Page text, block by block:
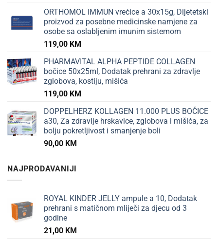
ORTHOMOL IMMUN vrećice a 30x15g, Dijetetski
proizvod za posebne medicinske namjene za
osobe sa oslabljenim imunim sistemom
119,00 KM
PHARMAVITAL ALPHA PEPTIDE COLLAGEN
bočice 50x25ml, Dodatak prehrani za zdravlje
zglobova, kostiju, mišića
119,00 KM
DOPPELHERZ KOLLAGEN 11.000 PLUS BOČICE
a30, Za zdravlje hrskavice, zglobova i mišića, za
bolju pokretljivost i smanjenje boli
90,00 KM
NAJPRODAVANIJI
ROYAL KINDER JELLY ampule a 10, Dodatak
prehrani s matičnom mliječi za djecu od 3
godine
21,00 KM